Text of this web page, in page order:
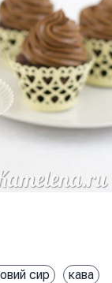
сир кава